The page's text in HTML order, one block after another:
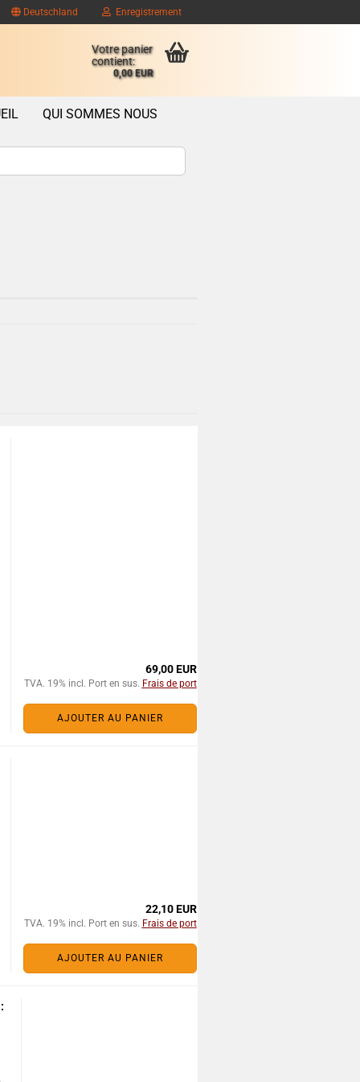
Deutschland Enregistrement
Votre panier
contient:
0,00 EUR
QUI SOMMES NOUS
69,00 EUR
TVA. 19% incl. Port en sus. Frais de port
AJOUTER AU PANIER
22,10 EUR
TVA. 19% incl. Port en sus. Frais de port
AJOUTER AU PANIER